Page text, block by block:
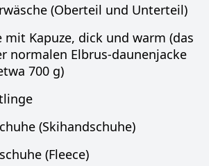
(Oberteil und Unterteil)
mit Kapuze, dick und warm (das
normalen Elbrus-daunenjacke
700 g)
(Skihandschuhe)
(Fleece)